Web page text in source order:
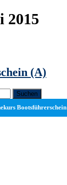
2015
(A)
Bootsführerschein